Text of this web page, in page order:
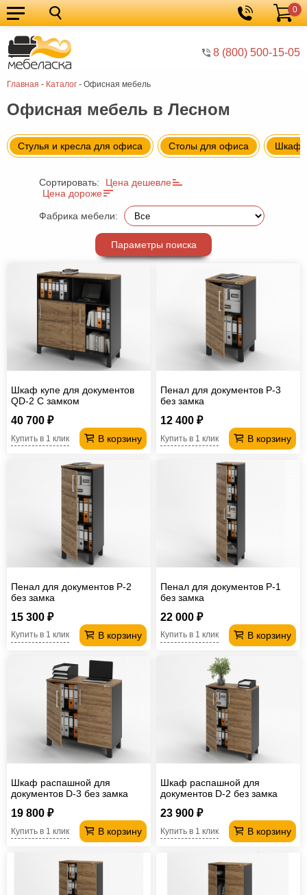
8 (800) 500-15-05
Корзина
0
Главная - Каталог - Офисная мебель
Кухонные
гарнитуры
Мебель
для
кухни
Мебель
для
спальни
Кровати
Шкафы
Диваны
Мягкая
мебель
Детская
прихожей
Комоды
Офисная
Мебель
ванной
трансформер
Матрасы
Косметологическое
оборудование
Офисная мебель в Лесном
Стулья и кресла для офиса Столы для офиса Шкафы
Сортировать:
Цена дешевле
Цена дороже
Фабрика мебели:
Параметры поиска
Шкаф купе для документов
QD-2 С замком
40 700 ₽
В корзину
Купить в 1 клик
Пенал для документов P-3
без замка
12 400 ₽
В корзину
Купить в 1 клик
Пенал для документов P-2
без замка
15 300 ₽
В корзину
Купить в 1 клик
Пенал для документов P-1
без замка
22 000 ₽
В корзину
Купить в 1 клик
Шкаф распашной для
документов D-3 без замка
19 800 ₽
В корзину
Купить в 1 клик
Шкаф распашной для
документов D-2 без замка
23 900 ₽
В корзину
Купить в 1 клик